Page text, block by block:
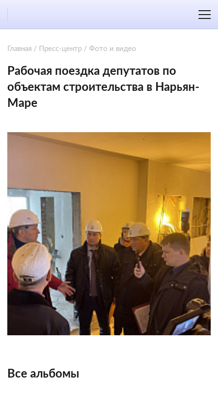
Главная / Пресс-центр / Фото и видео
Рабочая поездка депутатов по
объектам строительства в Нарьян-
Маре
Все альбомы